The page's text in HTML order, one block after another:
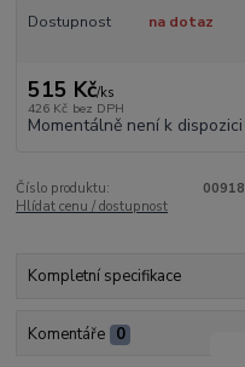
Dostupnost na dotaz
515 Kč/ks
426 Kč bez DPH
Momentálně není k dispozici
Číslo produktu:
00918
Hlídat cenu / dostupnost
Kompletní specifikace
Komentáře 0